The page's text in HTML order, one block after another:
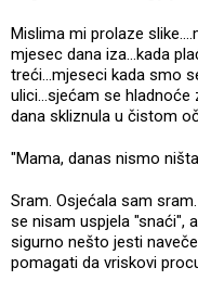
Mislima mi prolaze
mjesec dana iza...kada
treći...mjeseci kada smo
ulici...sjećam se hladnoće
dana skliznula u čistom
"Mama, danas nismo
Sram. Osjećala sam
se nisam uspjela "snaći",
sigurno nešto jesti
pomagati da vriskovi